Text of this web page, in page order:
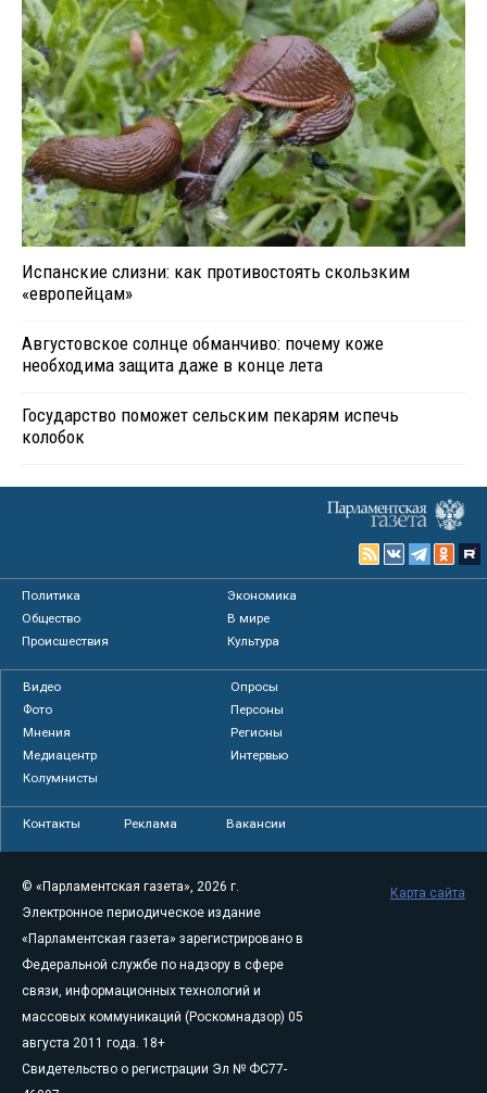
Испанские слизни: как противостоять скользким
«европейцам»
Августовское солнце обманчиво: почему коже
необходима защита даже в конце лета
Государство поможет сельским пекарям испечь
колобок
Политика
Экономика
Общество
В мире
Происшествия
Культура
Видео
Опросы
Фото
Персоны
Мнения
Регионы
Медиацентр
Интервью
Колумнисты
Контакты Реклама Вакансии
© «Парламентская газета», 2026 г.
Электронное периодическое издание
«Парламентская газета» зарегистрировано в
Федеральной службе по надзору в сфере
связи, информационных технологий и
массовых коммуникаций (Роскомнадзор) 05
августа 2011 года. 18+
Свидетельство о регистрации Эл № ФС77-
Карта сайта